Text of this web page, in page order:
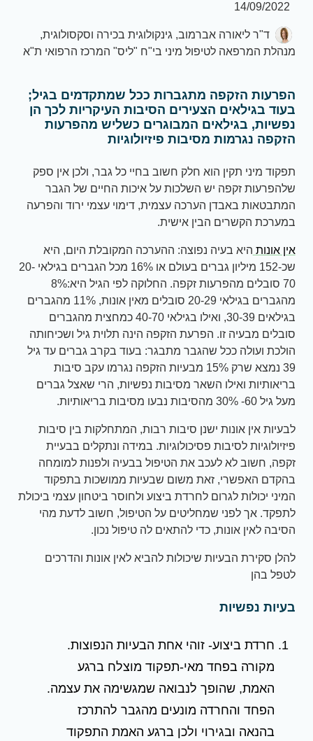
14/09/2022
ד"ר ליאורה אברמוב, גינקולוגית בכירה וסקסולוגית,
מנהלת המרפאה לטיפול מיני בי"ח "ליס" המרכז הרפואי ת"א
הפרעות הזקפה מתגברות ככל שמתקדמים בגיל;
בעוד בגילאים הצעירים הסיבות העיקריות לכך הן
נפשיות, בגילאים המבוגרים כשליש מהפרעות
הזקפה נגרמות מסיבות פיזיולוגיות
תפקוד מיני תקין הוא חלק חשוב בחיי כל גבר, ולכן אין ספק
שלהפרעות זקפה יש השלכות על איכות החיים של הגבר
המתבטאות באבדן הערכה עצמית, דימוי עצמי ירוד והפרעה
במערכת הקשרים הבין אישית.
אין אונות היא בעיה נפוצה: ההערכה המקובלת היום, היא
שכ-152 מיליון גברים בעולם או 16% מכל הגברים בגילאי 20-
70 סובלים מהפרעות זקפה. החלוקה לפי הגיל היא:8%
מהגברים בגילאי 20-29 סובלים מאין אונות, 11% מהגברים
בגילאים 30-39, ואילו בגילאי 40-70 כמחצית מהגברים
סובלים מבעיה זו. הפרעת הזקפה הינה תלוית גיל ושכיחותה
הולכת ועולה ככל שהגבר מתבגר: בעוד בקרב גברים עד גיל
39 נמצא שרק 15% מבעיות הזקפה נגרמו עקב סיבות
בריאותיות ואילו השאר מסיבות נפשיות, הרי שאצל גברים
מעל גיל 60- 30% מהסיבות נבעו מסיבות בריאותיות.
לבעיות אין אונות ישנן סיבות רבות, המתחלקות בין סיבות
פיזיולוגיות לסיבות פסיכולוגיות. במידה ונתקלים בבעיית
זקפה, חשוב לא לעכב את הטיפול בבעיה ולפנות למומחה
בהקדם האפשרי, זאת משום שבעיות ממושכות בתפקוד
המיני יכולות לגרום לחרדת ביצוע ולחוסר ביטחון עצמי ביכולת
לתפקד. אך לפני שמחליטים על הטיפול, חשוב לדעת מהי
הסיבה לאין אונות, כדי להתאים לה טיפול נכון.
להלן סקירת הבעיות שיכולות להביא לאין אונות והדרכים
לטפל בהן
בעיות נפשיות
חרדת ביצוע- זוהי אחת הבעיות הנפוצות.
מקורה בפחד מאי-תפקוד מוצלח ברגע
האמת, שהופך לנבואה שמגשימה את עצמה.
הפחד והחרדה מונעים מהגבר להתרכז
בהנאה ובגירוי ולכן ברגע האמת התפקוד